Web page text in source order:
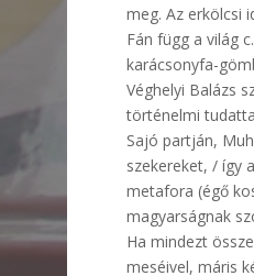
meg. Az erkölcsi
Fán függ a világ
karácsonyfa-
Véghelyi Balázs
történelmi
Sajó partján,
szekereket, / így
metafora (égő
magyarságnak
Ha mindezt
meséivel, máris